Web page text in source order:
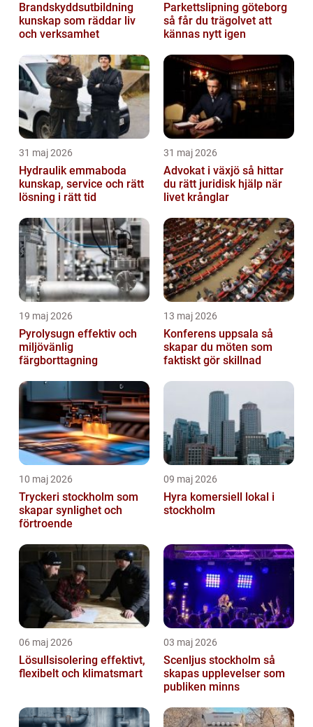
Brandskyddsutbildning
kunskap som räddar liv
och verksamhet
Parkettslipning göteborg
så får du trägolvet att
kännas nytt igen
31 maj 2026
Hydraulik emmaboda
kunskap, service och rätt
lösning i rätt tid
31 maj 2026
Advokat i växjö så hittar
du rätt juridisk hjälp när
livet krånglar
19 maj 2026
Pyrolysugn effektiv och
miljövänlig
färgborttagning
13 maj 2026
Konferens uppsala så
skapar du möten som
faktiskt gör skillnad
10 maj 2026
Tryckeri stockholm som
skapar synlighet och
förtroende
09 maj 2026
Hyra komersiell lokal i
stockholm
06 maj 2026
Lösullsisolering effektivt,
flexibelt och klimatsmart
03 maj 2026
Scenljus stockholm så
skapas upplevelser som
publiken minns